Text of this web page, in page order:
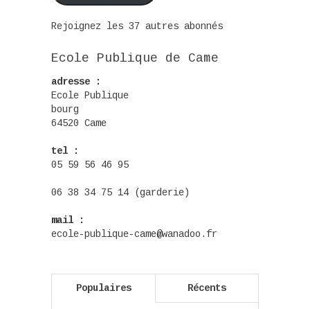
Rejoignez les 37 autres abonnés
Ecole Publique de Came
adresse :
Ecole Publique
bourg
64520 Came
tel :
05 59 56 46 95
06 38 34 75 14 (garderie)
mail :
ecole-publique-came@wanadoo.fr
Populaires Récents